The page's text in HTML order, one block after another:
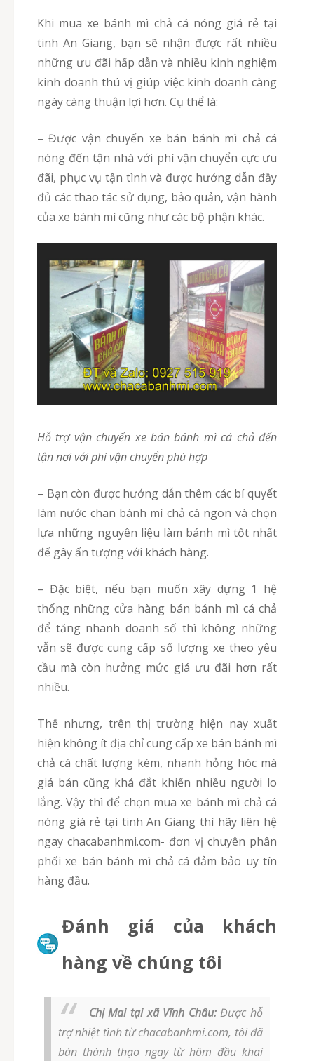
Khi mua xe bánh mì chả cá nóng giá rẻ tại
tinh An Giang, bạn sẽ nhận được rất nhiều
những ưu đãi hấp dẫn và nhiều kinh nghiệm
kinh doanh thú vị giúp việc kinh doanh càng
ngày càng thuận lợi hơn. Cụ thể là:
– Được vận chuyển xe bán bánh mì chả cá
nóng đến tận nhà với phí vận chuyển cực ưu
đãi, phục vụ tận tình và được hướng dẫn đầy
đủ các thao tác sử dụng, bảo quản, vận hành
của xe bánh mì cũng như các bộ phận khác.
Hỗ trợ vận chuyển xe bán bánh mì cá chả đến
tận nơi với phí vận chuyển phù hợp
– Bạn còn được hướng dẫn thêm các bí quyết
làm nước chan bánh mì chả cá ngon và chọn
lựa những nguyên liệu làm bánh mì tốt nhất
để gây ấn tượng với khách hàng.
– Đặc biệt, nếu bạn muốn xây dựng 1 hệ
thống những cửa hàng bán bánh mì cá chả
để tăng nhanh doanh số thì không những
vẫn sẽ được cung cấp số lượng xe theo yêu
cầu mà còn hưởng mức giá ưu đãi hơn rất
nhiều.
Thế nhưng, trên thị trường hiện nay xuất
hiện không ít địa chỉ cung cấp xe bán bánh mì
chả cá chất lượng kém, nhanh hỏng hóc mà
giá bán cũng khá đắt khiến nhiều người lo
lắng. Vậy thì để chọn mua xe bánh mì chả cá
nóng giá rẻ tại tinh An Giang thì hãy liên hệ
ngay chacabanhmi.com- đơn vị chuyên phân
phối xe bán bánh mì chả cá đảm bảo uy tín
hàng đầu.
Đánh giá của khách
hàng về chúng tôi
Chị Mai tại xã Vĩnh Châu:Được hỗ
trợ nhiệt tình từ chacabanhmi.com, tôi đã
bán thành thạo ngay từ hôm đầu khai